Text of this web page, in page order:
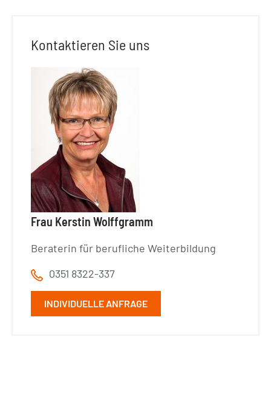
Kontaktieren Sie uns
Frau Kerstin Wolffgramm
Beraterin für berufliche Weiterbildung
0351 8322-337
INDIVIDUELLE ANFRAGE